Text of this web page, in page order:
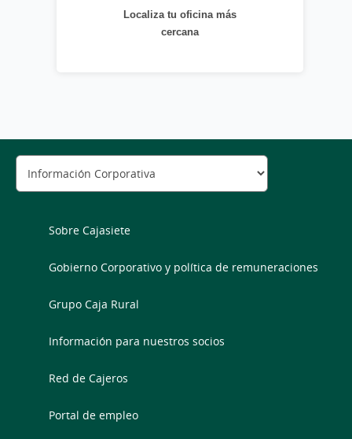
Localiza tu oficina más
cercana
Sobre Cajasiete
Gobierno Corporativo y política de remuneraciones
Grupo Caja Rural
Información para nuestros socios
Red de Cajeros
Portal de empleo